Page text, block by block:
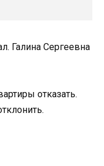
Галина Сергеевна
отказать.